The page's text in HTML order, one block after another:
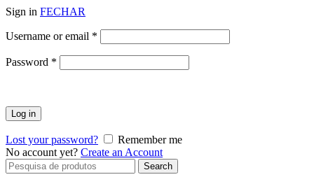
Sign in FECHAR
Username or email *
Password *
Log in
Lost your password?
Remember me
No account yet? Create an Account
Search
for:
Search